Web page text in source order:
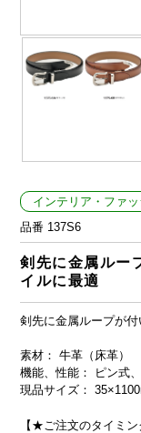
インテリア・ファ
品番 137S6
剣先に金属ルー
イルに最適
剣先に金属ループが
素材： 牛革（床革）
機能、性能： ピン式
現品サイズ：
【★ご注文のタイミ